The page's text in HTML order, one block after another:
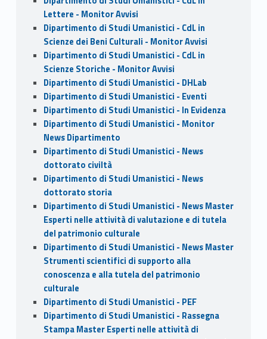
Lettere - Monitor Avvisi
Dipartimento di Studi Umanistici - CdL in
Scienze dei Beni Culturali - Monitor Avvisi
Dipartimento di Studi Umanistici - CdL in
Scienze Storiche - Monitor Avvisi
Dipartimento di Studi Umanistici - DHLab
Dipartimento di Studi Umanistici - Eventi
Dipartimento di Studi Umanistici - In Evidenza
Dipartimento di Studi Umanistici - Monitor
News Dipartimento
Dipartimento di Studi Umanistici - News
dottorato civiltà
Dipartimento di Studi Umanistici - News
dottorato storia
Dipartimento di Studi Umanistici - News Master
Esperti nelle attività di valutazione e di tutela
del patrimonio culturale
Dipartimento di Studi Umanistici - News Master
Strumenti scientifici di supporto alla
conoscenza e alla tutela del patrimonio
culturale
Dipartimento di Studi Umanistici - PEF
Dipartimento di Studi Umanistici - Rassegna
Stampa Master Esperti nelle attività di